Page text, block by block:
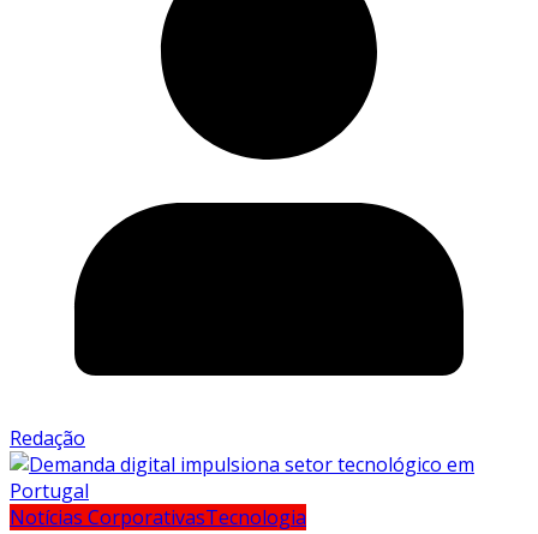
Redação
Notícias CorporativasTecnologia